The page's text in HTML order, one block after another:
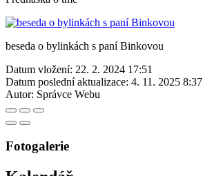
beseda o bylinkách s paní Binkovou
Datum vložení: 22. 2. 2024 17:51
Datum poslední aktualizace: 4. 11. 2025 8:37
Autor: Správce Webu
Fotogalerie